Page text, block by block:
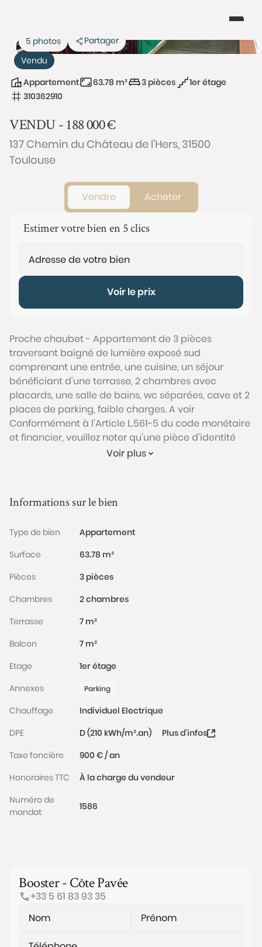
Vendu
5 photos Partager
Appartement 63.78 m² 3 pièces
1er étage
310362910
VENDU -188 000€
137 Chemin du Château de l'Hers, 31500
Toulouse
Vendre Acheter
Estimer votre bien en 5 clics
Voir le prix
Proche chaubet - Appartement de 3 pièces
traversant baigné de lumière exposé sud
comprenant une entrée, une cuisine, un séjour
bénéficiant d'une terrasse, 2 chambres avec
placards, une salle de bains, wc séparées, cave et 2
places de parking, faible charges. A voir
Conformément à l'Article L.561-5 du code monétaire
et financier, veuillez noter qu'une pièce d'identité
sera exigée pour tous les visiteurs majeurs avant
exposé sont disponibles sur le site Géorisques :
Voir plus
Informations sur le bien
Type de bien
Appartement
Surface
63.78 m²
Pièces
3 pièces
Chambres
2 chambres
Terrasse
7 m²
Balcon
7 m²
Etage
1er étage
Annexes
Parking
Chauffage
Individuel Electrique
DPE
D (210 kWh/m².an)
Plus d'infos
Taxe foncière
900 € / an
Honoraires TTC
À la charge du vendeur
Numéro de
mandat
1586
Booster - Côte Pavée
+33 5 61 83 93 35